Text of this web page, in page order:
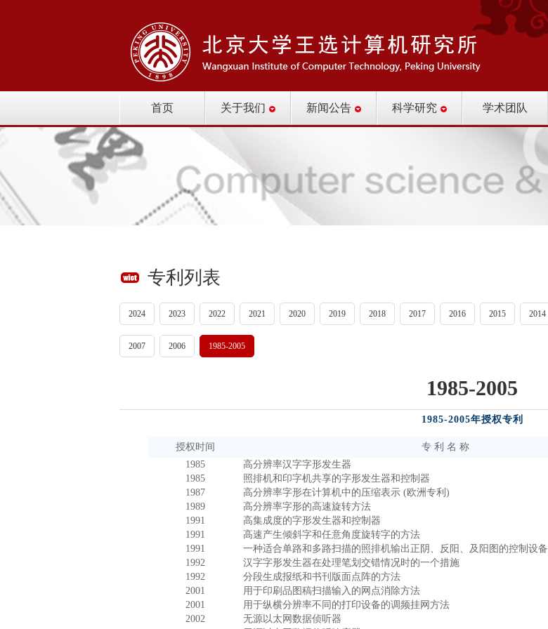
首页 关于我们 新闻公告 科学研究 学术团队
专利列表
2024 2023 2022 2021 2020 2019 2018 2017 2016 2015 2014
2007 2006 1985-2005
1985-2005
1985-2005年授权专利
授权时间 专 利 名 称
1985
高分辨率汉字字形发生器
1985
照排机和印字机共享的字形发生器和控制器
1987
高分辨率字形在计算机中的压缩表示 (欧洲专利)
1989
高分辨率字形的高速旋转方法
1991
高集成度的字形发生器和控制器
1991
高速产生倾斜字和任意角度旋转字的方法
1991
一种适合单路和多路扫描的照排机输出正阴、反阳、及阳图的控制设备
1992
汉字字形发生器在处理笔划交错情况时的一个措施
1992
分段生成报纸和书刊版面点阵的方法
2001
用于印刷品图稿扫描输入的网点消除方法
2001
用于纵横分辨率不同的打印设备的调频挂网方法
2002
无源以太网数据侦听器